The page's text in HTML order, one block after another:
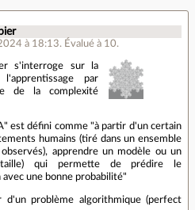
à 18:13. Évalué à 10.
s'interroge sur la
par
de la complexité
est défini comme "à partir d'un certain
humains (tiré dans un ensemble
apprendre un modèle ou un
taille) qui permette de prédire le
une bonne probabilité"
d'un problème algorithmique (perfect